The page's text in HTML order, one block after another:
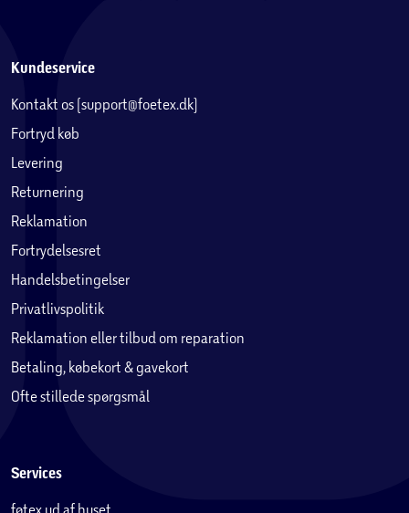
Kundeservice
Kontakt os (support@foetex.dk)
Fortryd køb
Levering
Returnering
Reklamation
Fortrydelsesret
Handelsbetingelser
Privatlivspolitik
Reklamation eller tilbud om reparation
Betaling, købekort & gavekort
Ofte stillede spørgsmål
Services
føtex ud af huset